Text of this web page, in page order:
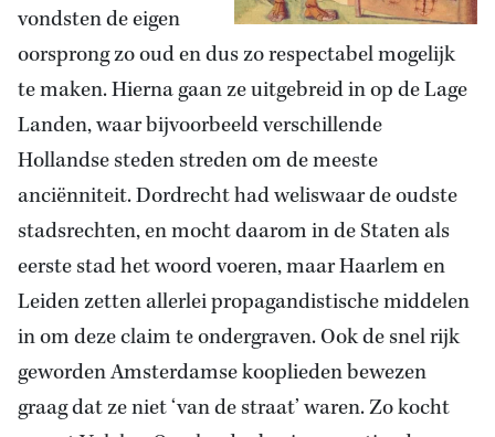
vondsten de eigen
oorsprong zo oud en dus zo respectabel mogelijk
te maken. Hierna gaan ze uitgebreid in op de Lage
Landen, waar bijvoorbeeld verschillende
Hollandse steden streden om de meeste
anciënniteit. Dordrecht had weliswaar de oudste
stadsrechten, en mocht daarom in de Staten als
eerste stad het woord voeren, maar Haarlem en
Leiden zetten allerlei propagandistische middelen
in om deze claim te ondergraven. Ook de snel rijk
geworden Amsterdamse kooplieden bewezen
graag dat ze niet ‘van de straat’ waren. Zo kocht